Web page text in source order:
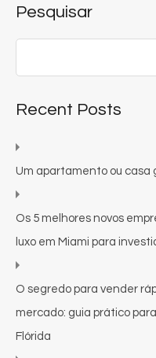
Pesquisar
Recent Posts
Um apartamento ou casa
Os 5 melhores novos
luxo em Miami para
O segredo para vender
mercado: guia prático
Flórida